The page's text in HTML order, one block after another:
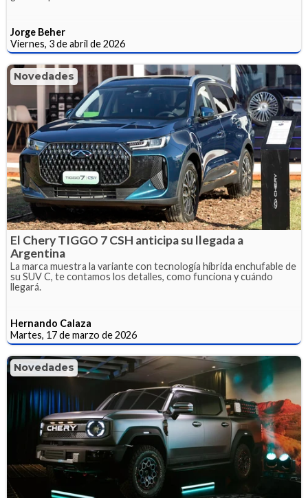
Jorge Beher
Viernes, 3 de abril de 2026
Novedades
El Chery TIGGO 7 CSH anticipa su llegada a
Argentina
La marca muestra la variante con tecnología híbrida enchufable de
su SUV C, te contamos los detalles, como funciona y cuándo
llegará.
Hernando Calaza
Martes, 17 de marzo de 2026
Novedades